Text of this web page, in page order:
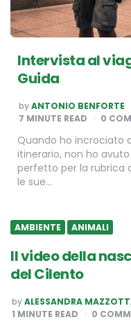
Intervista al
Guida
POSTED
BY
byANTONIO BENFORTE
7 MINUTE READ 0
Quando ho incrociato
itinerario, non ho
perfetto per la rubrica
le sue…
AMBIENTE ANIMALI
Il video della
del Cilento
POSTED
BY
byALESSANDRA
1 MINUTE READ 0